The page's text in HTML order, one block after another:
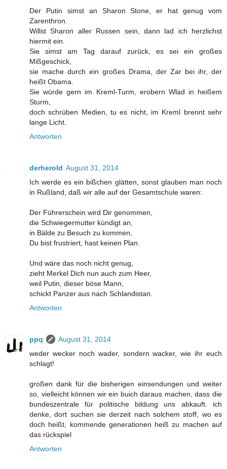
Der Putin simst an Sharon Stone, er hat genug vom
Zarenthron.
Willst Sharon aller Russen sein, dann lad ich herzlichst
hiermit ein.
Sie simst am Tag darauf zurück, es sei ein großes
Mißgeschick,
sie mache durch ein großes Drama, der Zar bei ihr, der
heißt Obama.
Sie würde gern im Kreml-Turm, erobern Wlad in heißem
Sturm,
doch schrüben Medien, tu es nicht, im Kreml brennt sehr
lange Licht.
Antworten
derherold August 31, 2014
Ich werde es ein bißchen glätten, sonst glauben man noch
in Rußland, daß wir alle auf der Gesamtschule waren:
Der Führerschein wird Dir genommen,
die Schwiegermutter kündigt an,
in Bälde zu Besuch zu kommen,
Du bist frustriert, hast keinen Plan.
Und wäre das noch nicht genug,
zieht Merkel Dich nun auch zum Heer,
weil Putin, dieser böse Mann,
schickt Panzer aus nach Schlandistan.
Antworten
ppq
August 31, 2014
weder wecker noch wader, sondern wacker, wie ihr euch
schlagt!
großen dank für die bisherigen einsendungen und weiter
so, vielleicht können wir ein buich daraus machen, dass die
bundeszentrale für politische bildung uns abkauft. ich
denke, dort suchen sie derzeit nach solchem stoff, wo es
doch heißt, kommende generationen heiß zu machen auf
das rückspiel
Antworten